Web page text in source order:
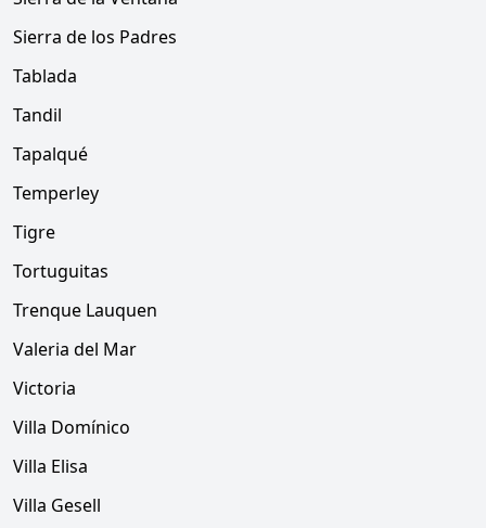
Sierra de los Padres
Tablada
Tandil
Tapalqué
Temperley
Tigre
Tortuguitas
Trenque Lauquen
Valeria del Mar
Victoria
Villa Domínico
Villa Elisa
Villa Gesell